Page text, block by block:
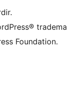
Foundation.